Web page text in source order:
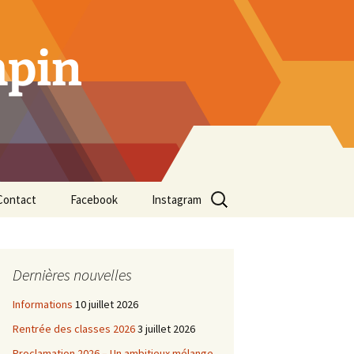
Facebook Instagram
Rechercher :
Dernières nouvelles
Informations 10 juillet 2026
Rentrée des classes 20263 juillet 2026